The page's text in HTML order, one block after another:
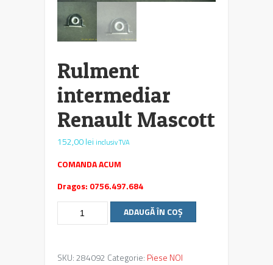
Rulment
intermediar
Renault Mascott
152,00lei inclusiv TVA
COMANDA ACUM
Dragos: 0756.497.684
Cantitate
Rulment
Mascott
ADAUGĂ ÎN COȘ
SKU:284092 Categorie: Piese NOI